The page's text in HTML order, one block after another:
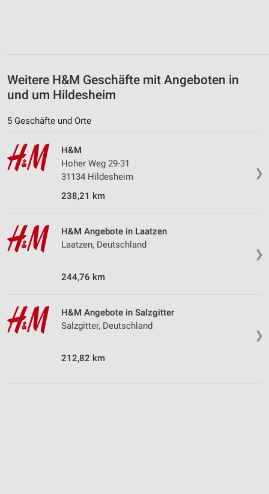
Weitere H&M Geschäfte mit Angeboten in
und um Hildesheim
5 Geschäfte und Orte
❯
H&M
Hoher Weg 29-31
31134 Hildesheim
238,21 km
❯
H&M Angebote in Laatzen
Laatzen, Deutschland
244,76 km
❯
H&M Angebote in Salzgitter
Salzgitter, Deutschland
212,82 km